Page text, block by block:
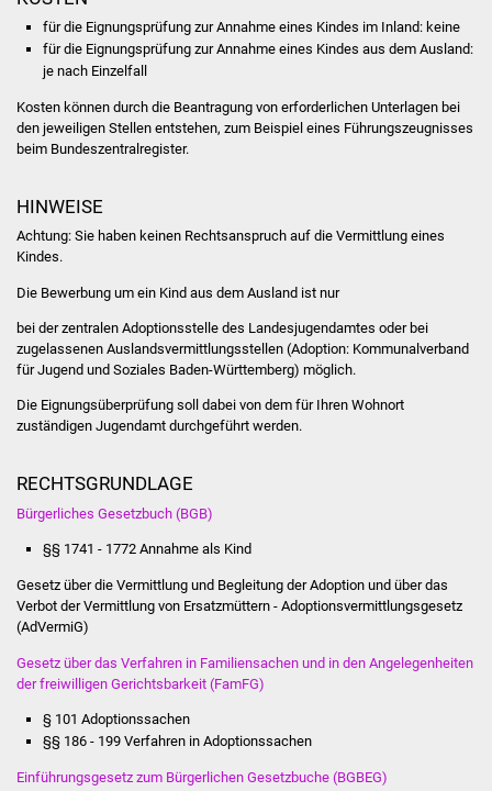
Ärzte und Apotheken
Index
ÖPNV
Bürgerbus (MOBS)
Abfall und Entsorgung
Ostermarkt
Einrichtungen
für die Eignungsprüfung zur Annahme eines Kindes im Inland: keine
für die Eignungsprüfung zur Annahme eines Kindes aus dem Ausland:
je nach Einzelfall
Kosten können durch die Beantragung von erforderlichen Unterlagen bei
den jeweiligen Stellen entstehen, zum Beispiel eines Führungszeugnisses
beim Bundeszentralregister.
HINWEISE
Achtung: Sie haben keinen Rechtsanspruch auf die Vermittlung eines
Kindes.
Die Bewerbung um ein Kind aus dem Ausland ist nur
bei der zentralen Adoptionsstelle des Landesjugendamtes oder bei
zugelassenen Auslandsvermittlungsstellen (Adoption: Kommunalverband
für Jugend und Soziales Baden-Württemberg) möglich.
Die Eignungsüberprüfung soll dabei von dem für Ihren Wohnort
zuständigen Jugendamt durchgeführt werden.
RECHTSGRUNDLAGE
Bürgerliches Gesetzbuch (BGB)
§§ 1741 - 1772 Annahme als Kind
Gesetz über die Vermittlung und Begleitung der Adoption und über das
Verbot der Vermittlung von Ersatzmüttern - Adoptionsvermittlungsgesetz
(AdVermiG)
Gesetz über das Verfahren in Familiensachen und in den Angelegenheiten
der freiwilligen Gerichtsbarkeit (FamFG)
§ 101 Adoptionssachen
§§ 186 - 199 Verfahren in Adoptionssachen
Einführungsgesetz zum Bürgerlichen Gesetzbuche (BGBEG)